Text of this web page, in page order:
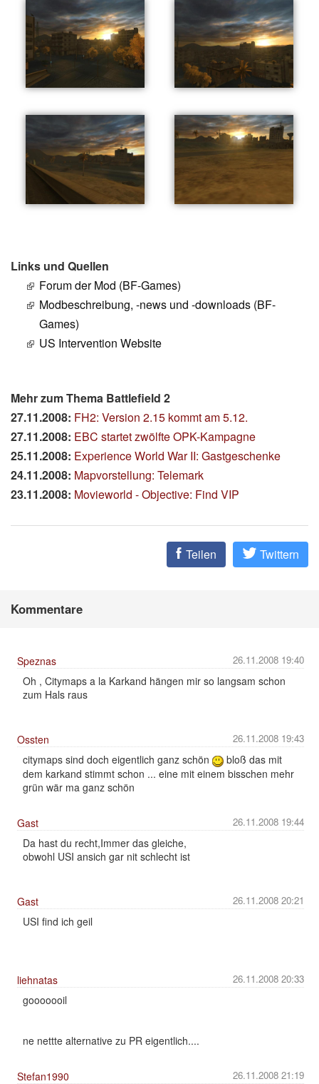
Links und Quellen
Forum der Mod (BF-Games)
Modbeschreibung, -news und -downloads (BF-
Games)
US Intervention Website
Mehr zum Thema Battlefield 2
27.11.2008: FH2: Version 2.15 kommt am 5.12.
27.11.2008: EBC startet zwölfte OPK-Kampagne
25.11.2008: Experience World War II: Gastgeschenke
24.11.2008: Mapvorstellung: Telemark
23.11.2008: Movieworld - Objective: Find VIP
Teilen Twittern
Kommentare
26.11.2008 19:40
Speznas
Oh , Citymaps a la Karkand hängen mir so langsam schon
zum Hals raus
26.11.2008 19:43
Ossten
citymaps sind doch eigentlich ganz schön
bloß das mit
dem karkand stimmt schon ... eine mit einem bisschen mehr
grün wär ma ganz schön
26.11.2008 19:44
Gast
Da hast du recht,Immer das gleiche,
obwohl USI ansich gar nit schlecht ist
26.11.2008 20:21
Gast
USI find ich geil
26.11.2008 20:33
liehnatas
gooooooil
ne nettte alternative zu PR eigentlich....
26.11.2008 21:19
Stefan1990